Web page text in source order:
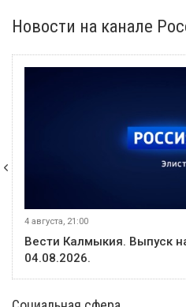
Новости на канале
4 августа, 21:00
Вести Калмыкия. Выпуск
04.08.2026.